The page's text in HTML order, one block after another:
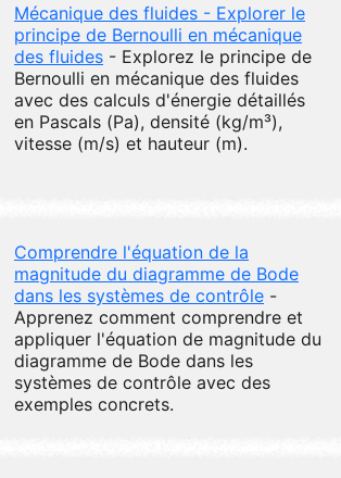
Mécanique des fluides - Explorer le
principe de Bernoulli en mécanique
des fluides - Explorez le principe de
Bernoulli en mécanique des fluides
avec des calculs d'énergie détaillés
en Pascals (Pa), densité (kg/m³),
vitesse (m/s) et hauteur (m).
Comprendre l'équation de la
magnitude du diagramme de Bode
dans les systèmes de contrôle -
Apprenez comment comprendre et
appliquer l'équation de magnitude du
diagramme de Bode dans les
systèmes de contrôle avec des
exemples concrets.